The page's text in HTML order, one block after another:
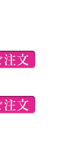
注文
注文